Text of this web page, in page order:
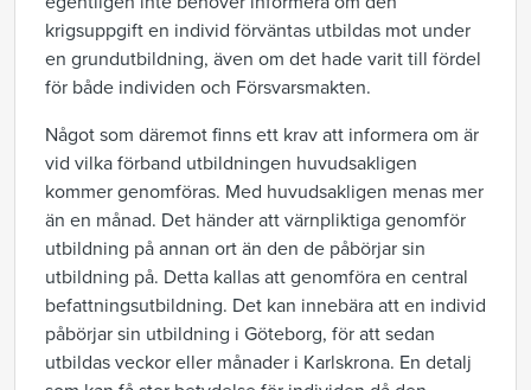
krigsuppgift en individ förväntas utbildas mot under
en grundutbildning, även om det hade varit till fördel
för både individen och Försvarsmakten.
Något som däremot finns ett krav att informera om är
vid vilka förband utbildningen huvudsakligen
kommer genomföras. Med huvudsakligen menas mer
än en månad. Det händer att värnpliktiga genomför
utbildning på annan ort än den de påbörjar sin
utbildning på. Detta kallas att genomföra en central
befattningsutbildning. Det kan innebära att en individ
påbörjar sin utbildning i Göteborg, för att sedan
utbildas veckor eller månader i Karlskrona. En detalj